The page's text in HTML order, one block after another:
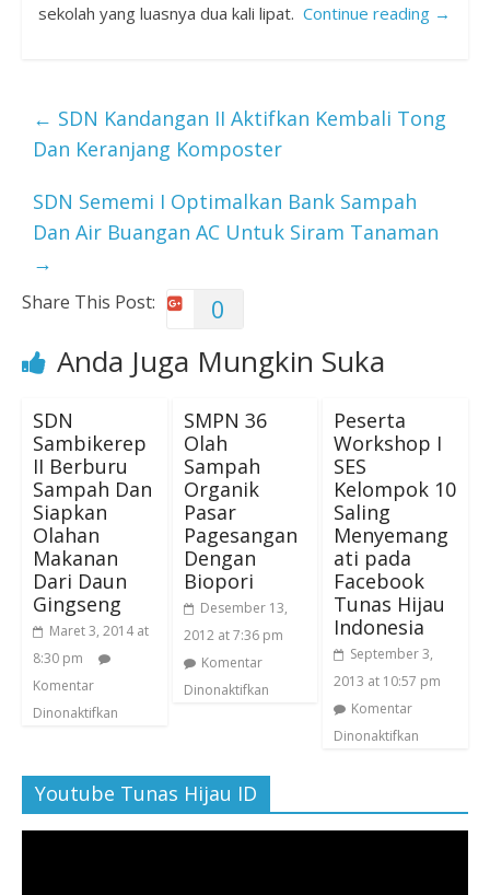
sekolah yang luasnya dua kali lipat. Continue reading →
← SDN Kandangan II Aktifkan Kembali Tong
Dan Keranjang Komposter
SDN Sememi I Optimalkan Bank Sampah
Dan Air Buangan AC Untuk Siram Tanaman
→
Share This Post: 0
Anda Juga Mungkin Suka
SDN
Sambikerep
II Berburu
Sampah Dan
Siapkan
Olahan
Makanan
Dari Daun
Gingseng
Maret 3, 2014 at
8:30 pm
Komentar
Dinonaktifkan
SMPN 36
Olah
Sampah
Organik
Pasar
Pagesangan
Dengan
Biopori
Desember 13,
2012 at 7:36 pm
Komentar
Dinonaktifkan
Peserta
Workshop I
SES
Kelompok 10
Saling
Menyemang
ati pada
Facebook
Tunas Hijau
Indonesia
September 3,
2013 at 10:57 pm
Komentar
Dinonaktifkan
Youtube Tunas Hijau ID